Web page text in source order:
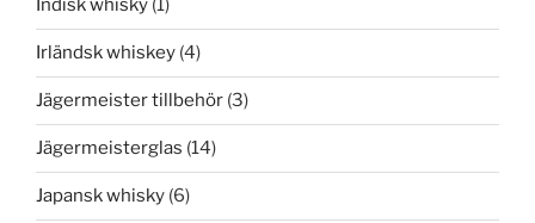
Indisk whisky (1)
Irländsk whiskey (4)
Jägermeister tillbehör (3)
Jägermeisterglas (14)
Japansk whisky (6)